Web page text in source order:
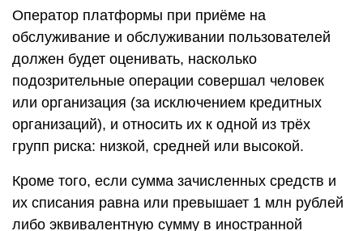
Оператор платформы при приёме на
обслуживание и обслуживании пользователей
должен будет оценивать, насколько
подозрительные операции совершал человек
или организация (за исключением кредитных
организаций), и относить их к одной из трёх
групп риска: низкой, средней или высокой.
Кроме того, если сумма зачисленных средств и
их списания равна или превышает 1 млн рублей
либо эквивалентную сумму в иностранной